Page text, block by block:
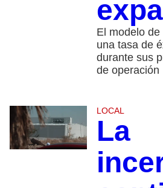
El modelo
una tasa de
durante sus
de operación
LOCAL
La